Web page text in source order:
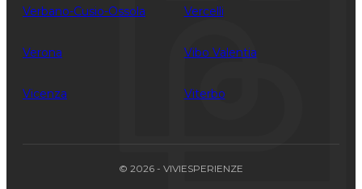
Verbano-Cusio-Ossola Vercelli
Verona Vibo Valentia
Vicenza Viterbo
© 2026 - VIVIESPERIENZE